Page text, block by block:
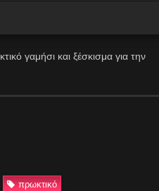
γαμήσι και ξέσκισμα για την
πρωκτικό